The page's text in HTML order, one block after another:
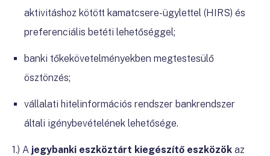
aktivitáshoz kötött kamatcsere-ügylettel (HIRS) és
preferenciális betéti lehetőséggel;
banki tőkekövetelményekben megtestesülő
ösztönzés;
vállalati hitelinformációs rendszer bankrendszer
általi igénybevételének lehetősége.
1.) A jegybanki eszköztárt kiegészítő eszközök az